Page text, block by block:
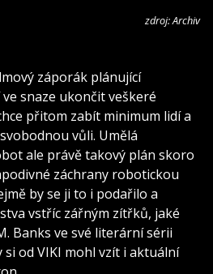
zdroj: Archiv
záporák plánující
snaze ukončit veškeré
přitom zabít minimum lidí a
vůli. Umělá
ale právě takový plán skoro
záchrany robotickou
by se ji to i podařilo a
vstříc zářným zítřků, jaké
Banks ve své literární sérii
si od VIKI mohl vzít i aktuální